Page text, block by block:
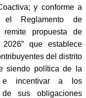
y conforme a
el Reglamento de
propuesta de
que establece
del distrito
siendo política de la
e incentivar a los
sus obligaciones